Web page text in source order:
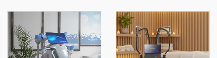
fraktsioonlasermasin
3000 W võimsusega
4-in-1 diodlasermasin
juukse
eemaldamiseks, millel
on asendatavad